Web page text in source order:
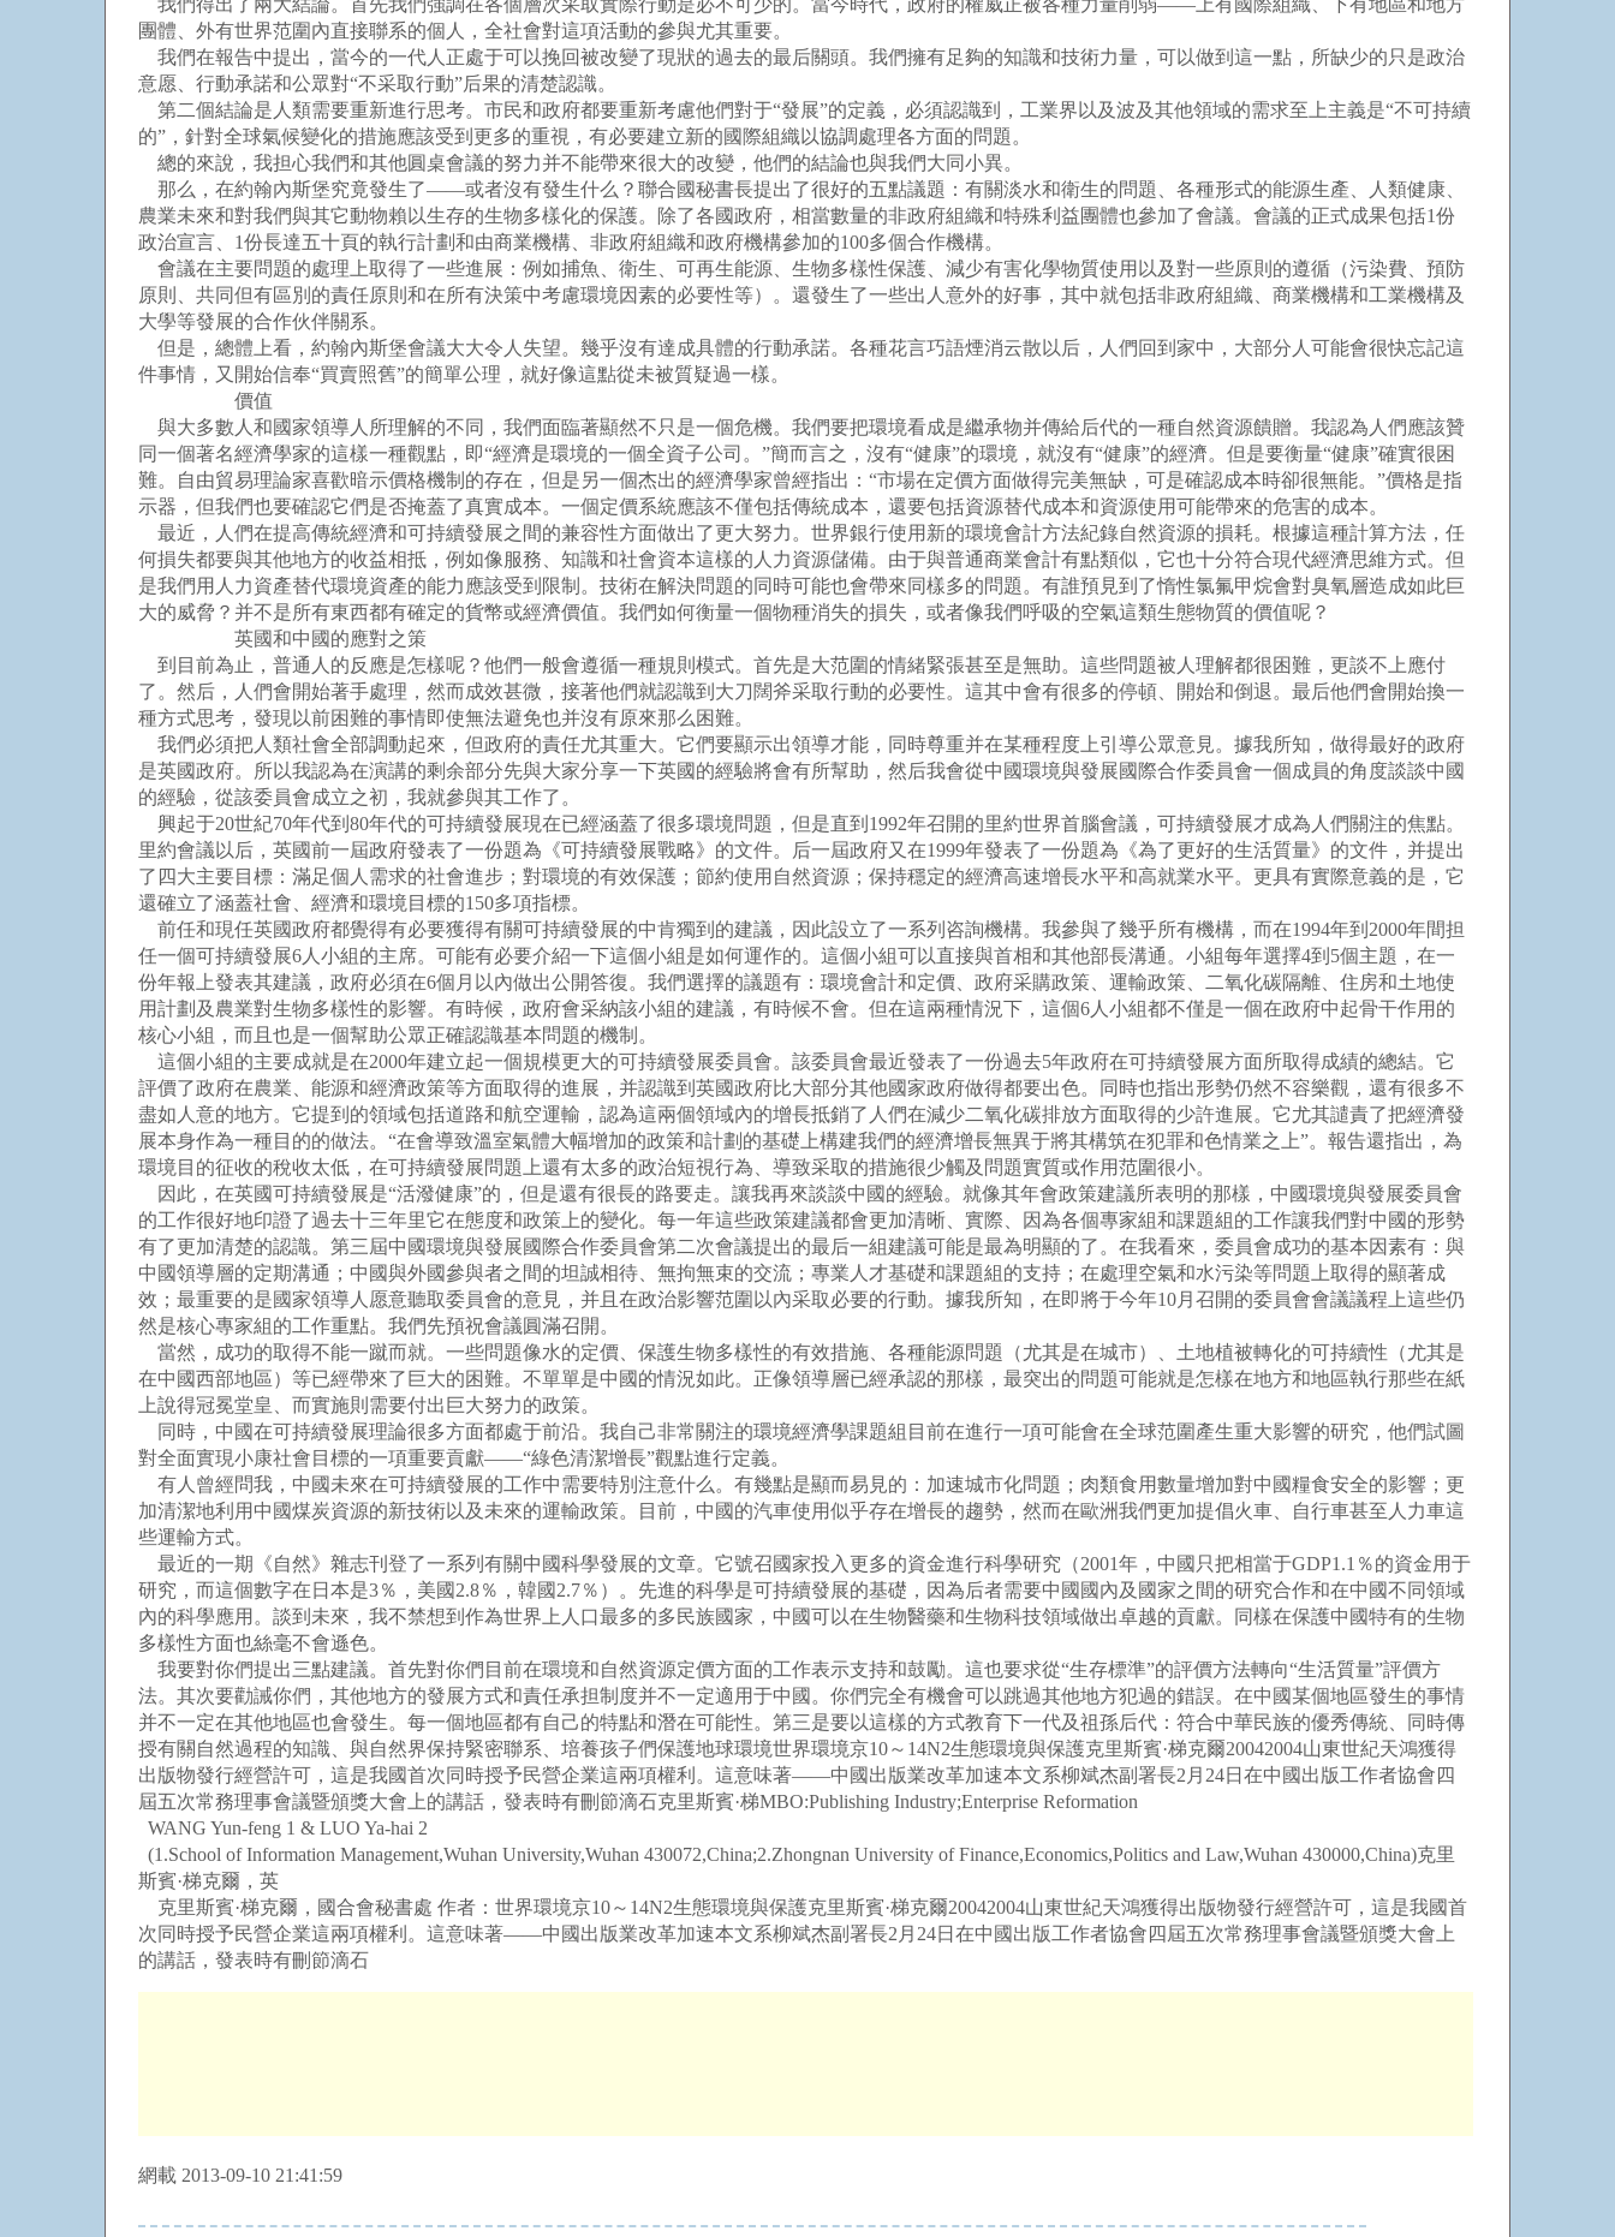
我們得出了兩大結論。首先我們強調在各個層次采取實際行動是必不可少的。當今時代，政府的權威正被各種力量削弱——上有國際組織、下有地區和地方
團體、外有世界范圍內直接聯系的個人，全社會對這項活動的參與尤其重要。
我們在報告中提出，當今的一代人正處于可以挽回被改變了現狀的過去的最后關頭。我們擁有足夠的知識和技術力量，可以做到這一點，所缺少的只是政治
意愿、行動承諾和公眾對“不采取行動”后果的清楚認識。
第二個結論是人類需要重新進行思考。市民和政府都要重新考慮他們對于“發展”的定義，必須認識到，工業界以及波及其他領域的需求至上主義是“不可持續
的”，針對全球氣候變化的措施應該受到更多的重視，有必要建立新的國際組織以協調處理各方面的問題。
總的來說，我担心我們和其他圓桌會議的努力并不能帶來很大的改變，他們的結論也與我們大同小異。
那么，在約翰內斯堡究竟發生了——或者沒有發生什么？聯合國秘書長提出了很好的五點議題：有關淡水和衛生的問題、各種形式的能源生產、人類健康、
農業未來和對我們與其它動物賴以生存的生物多樣化的保護。除了各國政府，相當數量的非政府組織和特殊利益團體也參加了會議。會議的正式成果包括1份
政治宣言、1份長達五十頁的執行計劃和由商業機構、非政府組織和政府機構參加的100多個合作機構。
會議在主要問題的處理上取得了一些進展：例如捕魚、衛生、可再生能源、生物多樣性保護、減少有害化學物質使用以及對一些原則的遵循（污染費、預防
原則、共同但有區別的責任原則和在所有決策中考慮環境因素的必要性等）。還發生了一些出人意外的好事，其中就包括非政府組織、商業機構和工業機構及
大學等發展的合作伙伴關系。
但是，總體上看，約翰內斯堡會議大大令人失望。幾乎沒有達成具體的行動承諾。各種花言巧語煙消云散以后，人們回到家中，大部分人可能會很快忘記這
件事情，又開始信奉“買賣照舊”的簡單公理，就好像這點從未被質疑過一樣。
價值
與大多數人和國家領導人所理解的不同，我們面臨著顯然不只是一個危機。我們要把環境看成是繼承物并傳給后代的一種自然資源饋贈。我認為人們應該贊
同一個著名經濟學家的這樣一種觀點，即“經濟是環境的一個全資子公司。”簡而言之，沒有“健康”的環境，就沒有“健康”的經濟。但是要衡量“健康”確實很困
難。自由貿易理論家喜歡暗示價格機制的存在，但是另一個杰出的經濟學家曾經指出：“市場在定價方面做得完美無缺，可是確認成本時卻很無能。”價格是指
示器，但我們也要確認它們是否掩蓋了真實成本。一個定價系統應該不僅包括傳統成本，還要包括資源替代成本和資源使用可能帶來的危害的成本。
最近，人們在提高傳統經濟和可持續發展之間的兼容性方面做出了更大努力。世界銀行使用新的環境會計方法紀錄自然資源的損耗。根據這種計算方法，任
何損失都要與其他地方的收益相抵，例如像服務、知識和社會資本這樣的人力資源儲備。由于與普通商業會計有點類似，它也十分符合現代經濟思維方式。但
是我們用人力資產替代環境資產的能力應該受到限制。技術在解決問題的同時可能也會帶來同樣多的問題。有誰預見到了惰性氯氟甲烷會對臭氧層造成如此巨
大的威脅？并不是所有東西都有確定的貨幣或經濟價值。我們如何衡量一個物種消失的損失，或者像我們呼吸的空氣這類生態物質的價值呢？
英國和中國的應對之策
到目前為止，普通人的反應是怎樣呢？他們一般會遵循一種規則模式。首先是大范圍的情緒緊張甚至是無助。這些問題被人理解都很困難，更談不上應付
了。然后，人們會開始著手處理，然而成效甚微，接著他們就認識到大刀闊斧采取行動的必要性。這其中會有很多的停頓、開始和倒退。最后他們會開始換一
種方式思考，發現以前困難的事情即使無法避免也并沒有原來那么困難。
我們必須把人類社會全部調動起來，但政府的責任尤其重大。它們要顯示出領導才能，同時尊重并在某種程度上引導公眾意見。據我所知，做得最好的政府
是英國政府。所以我認為在演講的剩余部分先與大家分享一下英國的經驗將會有所幫助，然后我會從中國環境與發展國際合作委員會一個成員的角度談談中國
的經驗，從該委員會成立之初，我就參與其工作了。
興起于20世紀70年代到80年代的可持續發展現在已經涵蓋了很多環境問題，但是直到1992年召開的里約世界首腦會議，可持續發展才成為人們關注的焦點。
里約會議以后，英國前一屆政府發表了一份題為《可持續發展戰略》的文件。后一屆政府又在1999年發表了一份題為《為了更好的生活質量》的文件，并提出
了四大主要目標：滿足個人需求的社會進步；對環境的有效保護；節約使用自然資源；保持穩定的經濟高速增長水平和高就業水平。更具有實際意義的是，它
還確立了涵蓋社會、經濟和環境目標的150多項指標。
前任和現任英國政府都覺得有必要獲得有關可持續發展的中肯獨到的建議，因此設立了一系列咨詢機構。我參與了幾乎所有機構，而在1994年到2000年間担
任一個可持續發展6人小組的主席。可能有必要介紹一下這個小組是如何運作的。這個小組可以直接與首相和其他部長溝通。小組每年選擇4到5個主題，在一
份年報上發表其建議，政府必須在6個月以內做出公開答復。我們選擇的議題有：環境會計和定價、政府采購政策、運輸政策、二氧化碳隔離、住房和土地使
用計劃及農業對生物多樣性的影響。有時候，政府會采納該小組的建議，有時候不會。但在這兩種情況下，這個6人小組都不僅是一個在政府中起骨干作用的
核心小組，而且也是一個幫助公眾正確認識基本問題的機制。
這個小組的主要成就是在2000年建立起一個規模更大的可持續發展委員會。該委員會最近發表了一份過去5年政府在可持續發展方面所取得成績的總結。它
評價了政府在農業、能源和經濟政策等方面取得的進展，并認識到英國政府比大部分其他國家政府做得都要出色。同時也指出形勢仍然不容樂觀，還有很多不
盡如人意的地方。它提到的領域包括道路和航空運輸，認為這兩個領域內的增長抵銷了人們在減少二氧化碳排放方面取得的少許進展。它尤其譴責了把經濟發
展本身作為一種目的的做法。“在會導致溫室氣體大幅增加的政策和計劃的基礎上構建我們的經濟增長無異于將其構筑在犯罪和色情業之上”。報告還指出，為
環境目的征收的稅收太低，在可持續發展問題上還有太多的政治短視行為、導致采取的措施很少觸及問題實質或作用范圍很小。
因此，在英國可持續發展是“活潑健康”的，但是還有很長的路要走。讓我再來談談中國的經驗。就像其年會政策建議所表明的那樣，中國環境與發展委員會
的工作很好地印證了過去十三年里它在態度和政策上的變化。每一年這些政策建議都會更加清晰、實際、因為各個專家組和課題組的工作讓我們對中國的形勢
有了更加清楚的認識。第三屆中國環境與發展國際合作委員會第二次會議提出的最后一組建議可能是最為明顯的了。在我看來，委員會成功的基本因素有：與
中國領導層的定期溝通；中國與外國參與者之間的坦誠相待、無拘無束的交流；專業人才基礎和課題組的支持；在處理空氣和水污染等問題上取得的顯著成
效；最重要的是國家領導人愿意聽取委員會的意見，并且在政治影響范圍以內采取必要的行動。據我所知，在即將于今年10月召開的委員會會議議程上這些仍
然是核心專家組的工作重點。我們先預祝會議圓滿召開。
當然，成功的取得不能一蹴而就。一些問題像水的定價、保護生物多樣性的有效措施、各種能源問題（尤其是在城市）、土地植被轉化的可持續性（尤其是
在中國西部地區）等已經帶來了巨大的困難。不單單是中國的情況如此。正像領導層已經承認的那樣，最突出的問題可能就是怎樣在地方和地區執行那些在紙
上說得冠冕堂皇、而實施則需要付出巨大努力的政策。
同時，中國在可持續發展理論很多方面都處于前沿。我自己非常關注的環境經濟學課題組目前在進行一項可能會在全球范圍產生重大影響的研究，他們試圖
對全面實現小康社會目標的一項重要貢獻——“綠色清潔增長”觀點進行定義。
有人曾經問我，中國未來在可持續發展的工作中需要特別注意什么。有幾點是顯而易見的：加速城市化問題；肉類食用數量增加對中國糧食安全的影響；更
加清潔地利用中國煤炭資源的新技術以及未來的運輸政策。目前，中國的汽車使用似乎存在增長的趨勢，然而在歐洲我們更加提倡火車、自行車甚至人力車這
些運輸方式。
最近的一期《自然》雜志刊登了一系列有關中國科學發展的文章。它號召國家投入更多的資金進行科學研究（2001年，中國只把相當于GDP1.1％的資金用于
研究，而這個數字在日本是3％，美國2.8％，韓國2.7％）。先進的科學是可持續發展的基礎，因為后者需要中國國內及國家之間的研究合作和在中國不同領域
內的科學應用。談到未來，我不禁想到作為世界上人口最多的多民族國家，中國可以在生物醫藥和生物科技領域做出卓越的貢獻。同樣在保護中國特有的生物
多樣性方面也絲毫不會遜色。
我要對你們提出三點建議。首先對你們目前在環境和自然資源定價方面的工作表示支持和鼓勵。這也要求從“生存標準”的評價方法轉向“生活質量”評價方
法。其次要勸誡你們，其他地方的發展方式和責任承担制度并不一定適用于中國。你們完全有機會可以跳過其他地方犯過的錯誤。在中國某個地區發生的事情
并不一定在其他地區也會發生。每一個地區都有自己的特點和潛在可能性。第三是要以這樣的方式教育下一代及祖孫后代：符合中華民族的優秀傳統、同時傳
授有關自然過程的知識、與自然界保持緊密聯系、培養孩子們保護地球環境世界環境京10～14N2生態環境與保護克里斯賓·梯克爾20042004山東世紀天鴻獲得
出版物發行經營許可，這是我國首次同時授予民營企業這兩項權利。這意味著——中國出版業改革加速本文系柳斌杰副署長2月24日在中國出版工作者協會四
屆五次常務理事會議暨頒獎大會上的講話，發表時有刪節滴石克里斯賓·梯MBO:Publishing Industry;Enterprise Reformation
WANG Yun-feng 1 & LUO Ya-hai 2
(1.School of Information Management,Wuhan University,Wuhan 430072,China;2.Zhongnan University of Finance,Economics,Politics and Law,Wuhan 430000,China)克里
斯賓·梯克爾，英
克里斯賓·梯克爾，國合會秘書處 作者：世界環境京10～14N2生態環境與保護克里斯賓·梯克爾20042004山東世紀天鴻獲得出版物發行經營許可，這是我國首
次同時授予民營企業這兩項權利。這意味著——中國出版業改革加速本文系柳斌杰副署長2月24日在中國出版工作者協會四屆五次常務理事會議暨頒獎大會上
的講話，發表時有刪節滴石
網載 2013-09-10 21:41:59